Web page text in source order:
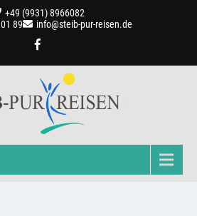
+49 (9931) 8966082
89
info@steib-pur-reisen.de